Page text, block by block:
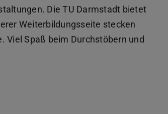
Die TU Darmstadt bietet
Weiterbildungsseite stecken
Viel Spaß beim Durchstöbern und